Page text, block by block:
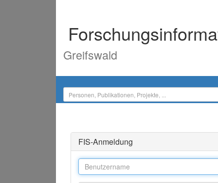
Greifswald
FIS-Anmeldung